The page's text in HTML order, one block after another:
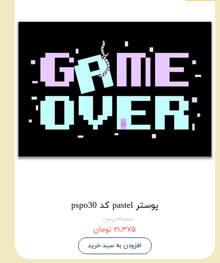
پوستر pastel کد pspo30
۲۲,۵۰۰ تومان
۲۱,۳۷۵ تومان
افزودن به سبد خرید